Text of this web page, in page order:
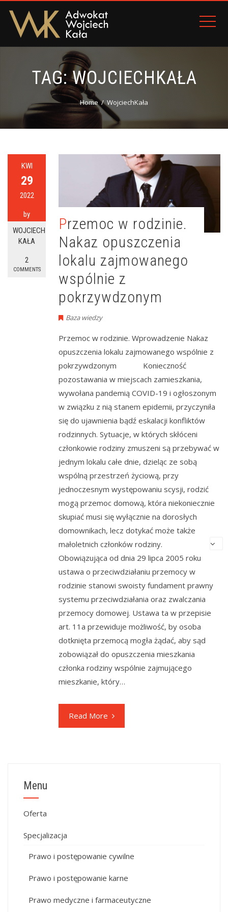
TAG:WOJCIECHKAŁA
Home WojciechKała
KWI
29
2022
by
WOJCIECH
KAŁA
2
COMMENTS
Przemoc w rodzinie.
Nakaz opuszczenia
lokalu zajmowanego
wspólnie z
pokrzywdzonym
Baza wiedzy
Przemoc w rodzinie. Wprowadzenie Nakaz
opuszczenia lokalu zajmowanego wspólnie z
pokrzywdzonym Konieczność
pozostawania w miejscach zamieszkania,
wywołana pandemią COVID-19 i ogłoszonym
w związku z nią stanem epidemii, przyczyniła
się do ujawnienia bądź eskalacji konfliktów
rodzinnych. Sytuacje, w których skłóceni
członkowie rodziny zmuszeni są przebywać w
jednym lokalu całe dnie, dzieląc ze sobą
wspólną przestrzeń życiową, przy
jednoczesnym występowaniu scysji, rodzić
mogą przemoc domową, która niekoniecznie
skupiać musi się wyłącznie na dorosłych
domownikach, lecz dotykać może także
małoletnich członków rodziny.
Obowiązująca od dnia 29 lipca 2005 roku
ustawa o przeciwdziałaniu przemocy w
rodzinie stanowi swoisty fundament prawny
systemu przeciwdziałania oraz zwalczania
przemocy domowej. Ustawa ta w przepisie
art. 11a przewiduje możliwość, by osoba
dotknięta przemocą mogła żądać, aby sąd
zobowiązał do opuszczenia mieszkania
członka rodziny wspólnie zajmującego
mieszkanie, który…
Read More
Menu
Oferta
Specjalizacja
Prawo i postępowanie cywilne
Prawo i postępowanie karne
Prawo medyczne i farmaceutyczne